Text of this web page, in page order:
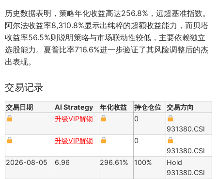
历史数据表明，策略年化收益高达256.8%，远超基准指数。
阿尔法收益率8,310.8%显示出纯粹的超额收益能力，而贝塔
收益率56.5%则说明策略与市场联动性较低，主要依赖独立
选股能力。夏普比率716.6%进一步验证了其风险调整后的杰
出表现。
交易记录
交易日期 AI Strategy 年化收益 持仓仓位
交易方向
升级VIP解锁
0
931380.CSI
升级VIP解锁
0
931380.CSI
2026-08-05
6.96 296.61% 100%
Hold
931380.CSI